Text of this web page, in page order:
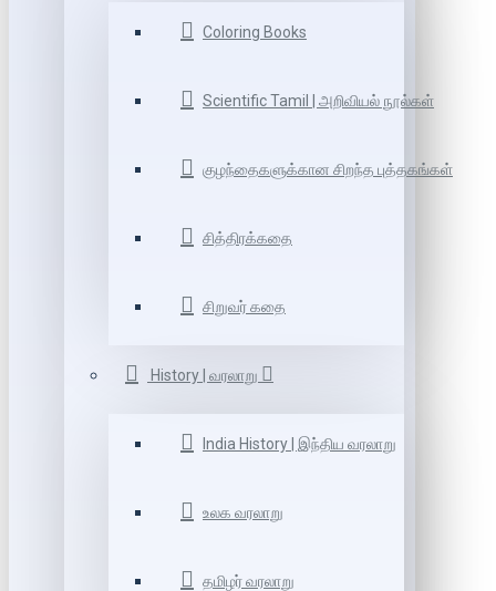
Coloring Books
Scientific Tamil | அறிவியல் நூல்கள்
குழந்தைகளுக்கான சிறந்த புத்தகங்கள்
சித்திரக்கதை
சிறுவர் கதை
History | வரலாறு
India History | இந்திய வரலாறு
உலக வரலாறு
தமிழர் வரலாறு